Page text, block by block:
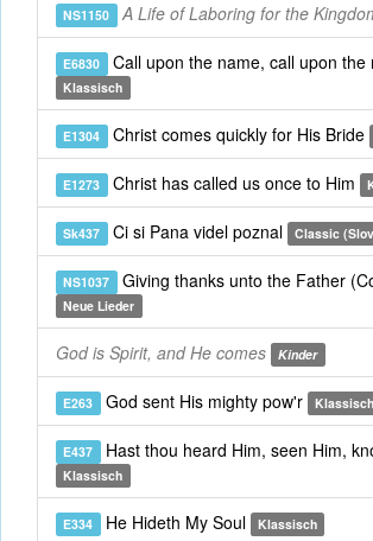
NS1150 A Life of Laboring for the
E6830 Call upon the name, call upon the
Klassisch
E1304 Christ comes quickly for His Bride
E1273 Christ has called us once to Him
Sk437 Ci si Pana videl poznal Classic
NS1037 Giving thanks unto the Father
Neue Lieder
God is Spirit, and He comes Kinder
E263 God sent His mighty pow'r Klassisch
E437 Hast thou heard Him, seen Him,
Klassisch
E334 He Hideth My Soul Klassisch